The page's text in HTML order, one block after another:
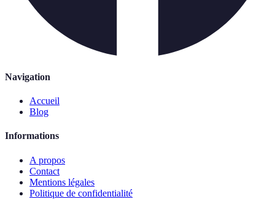
Navigation
Accueil
Blog
Informations
A propos
Contact
Mentions légales
Politique de confidentialité